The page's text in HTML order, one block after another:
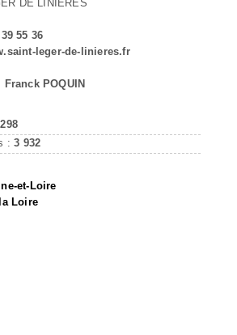
DE LINIERES
55 36
leger-de-linieres.fr
Franck POQUIN
:3 932
et-Loire
Loire